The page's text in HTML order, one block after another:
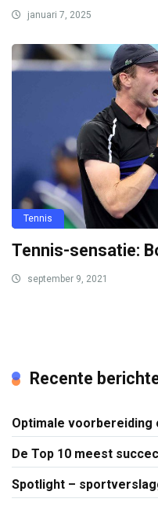
januari 7, 2025
Tennis
Tennis-sensatie:
september 9, 2021
Recente
Optimale
De Top 10 meest
Spotlight –